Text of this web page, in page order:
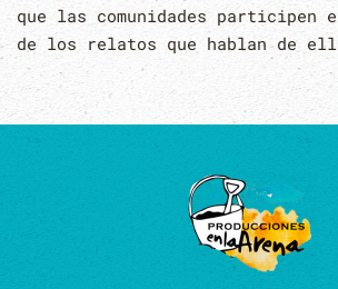
que las comunidades participen
de los relatos que hablan de